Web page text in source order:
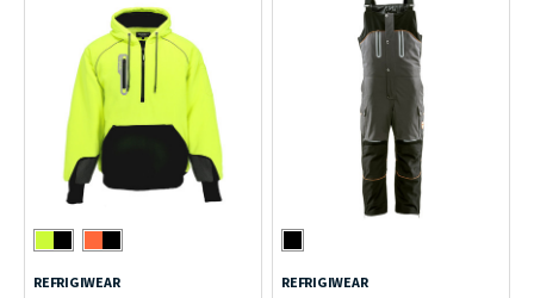
REFRIGIWEAR REFRIGIWEAR